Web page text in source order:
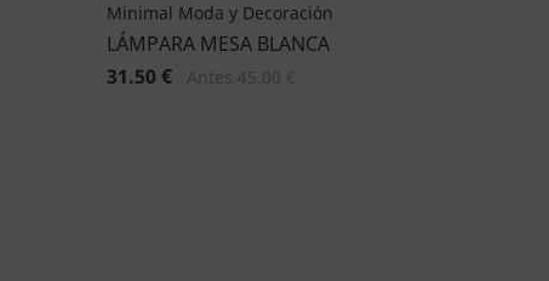
Minimal Moda y Decoración
LÁMPARA MESA BLANCA
31.50 €